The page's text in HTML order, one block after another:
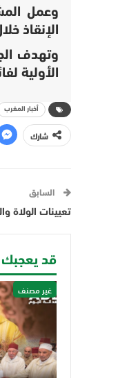
وعمل
الإنقاذ
وتهدف
الأولية
أخبار المغرب
شارك
السابق
تعيينات الولاة
قد يعجبك
غير مصنف